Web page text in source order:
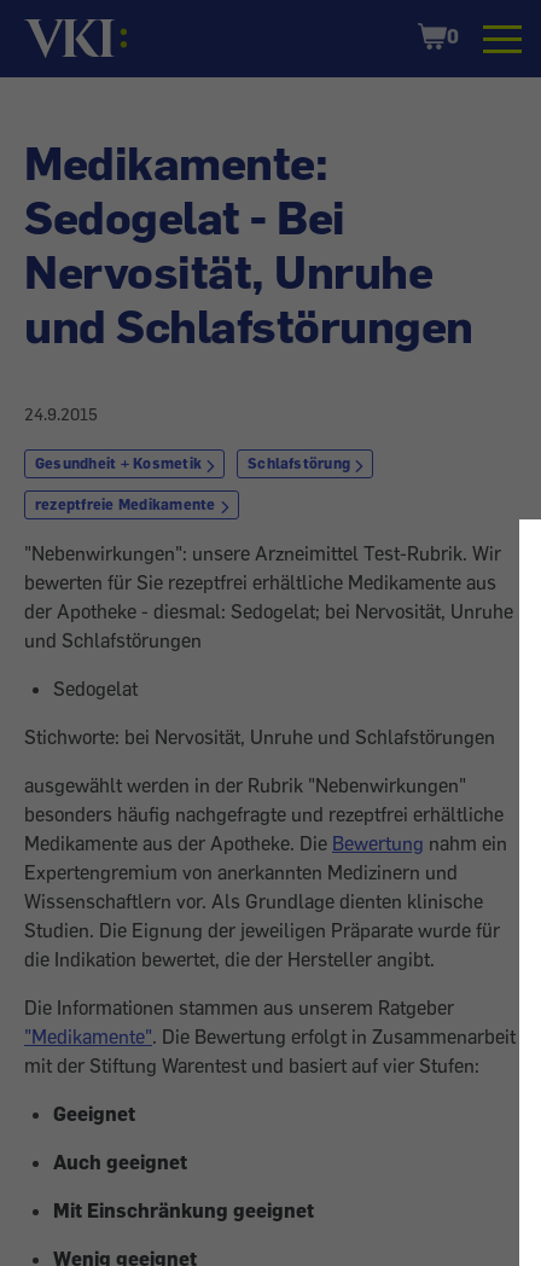
Startseite
Shopping
Cart
0
Medikamente:
Sedogelat - Bei
Nervosität, Unruhe
und Schlafstörungen
24.9.2015
Gesundheit + Kosmetik Schlafstörung
rezeptfreie Medikamente
"Nebenwirkungen": unsere Arzneimittel Test-Rubrik. Wir
bewerten für Sie rezeptfrei erhältliche Medi­kamente aus
der Apotheke - diesmal: Sedogelat; bei Nervosität, Unruhe
und Schlafstörungen
Sedogelat
Stichworte: bei Nervosität, Unruhe und Schlafstörungen
ausgewählt werden in der Rubrik "Nebenwirkungen"
besonders häufig nachgefragte und rezeptfrei erhältliche
Medikamente aus der Apotheke. Die Bewertung nahm ein
Expertengremium von anerkannten Medizinern und
Wissenschaftlern vor. Als Grundlage dienten klinische
Studien. Die Eignung der jeweiligen Präparate wurde für
die Indikation bewertet, die der Hersteller angibt.
Die Informationen stammen aus unserem Ratgeber
"Medikamente". Die Bewertung erfolgt in Zusammenarbeit
mit der Stiftung Warentest und basiert auf vier Stufen:
Geeignet
Auch geeignet
Mit Einschränkung geeignet
Wenig geeignet